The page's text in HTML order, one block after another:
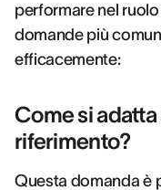
performare nel
domande più
efficacemente:
Come si
riferimento?
Questa domanda è